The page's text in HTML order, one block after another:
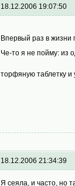
18.12.2006 19:07:50
Впервый раз в жизни
Че-то я не пойму: из
торфяную таблетку
18.12.2006 21:34:39
Я сеяла, и часто, но